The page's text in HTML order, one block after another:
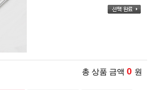
총 상품 금액 0 원